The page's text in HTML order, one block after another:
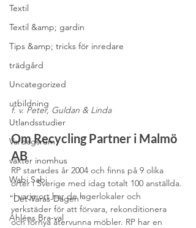
Textil
Textil &amp; gardin
Tips &amp; tricks för inredare
trädgård
Uncategorized
utbildning
Utlandsstudier
Vardagsrum
växter inomhus
Wabi Sabi
”Det-Våras-Dagen”
Åhléns Bra-val
f. v. Peter, Guldan & Linda
Om Recycling Partner i Malmö
AB
RP startades år 2004 och finns på 9 olika
orter i Sverige med idag totalt 100 anställda.
I varje ort har de lagerlokaler och
verkstäder för att förvara, rekonditionera
och förnya återvunna möbler. RP har en